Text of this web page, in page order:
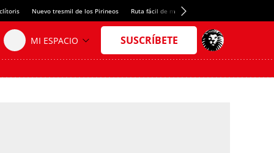
Nuevo tresmil de los Pirineos Ruta fácil de montaña